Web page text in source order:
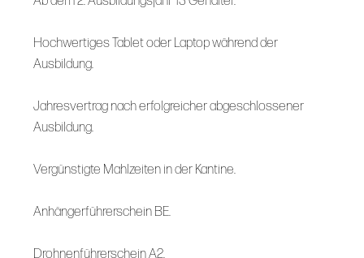
Hochwertiges Tablet oder Laptop während der
Ausbildung.
Jahresvertrag nach erfolgreicher abgeschlossener
Ausbildung.
Vergünstigte Mahlzeiten in der Kantine.
Anhängerführerschein BE.
Drohnenführerschein A2.